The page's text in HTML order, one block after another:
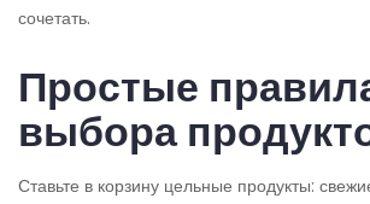
сочетать.
Простые
выбора
Ставьте в корзину цельные продукты: